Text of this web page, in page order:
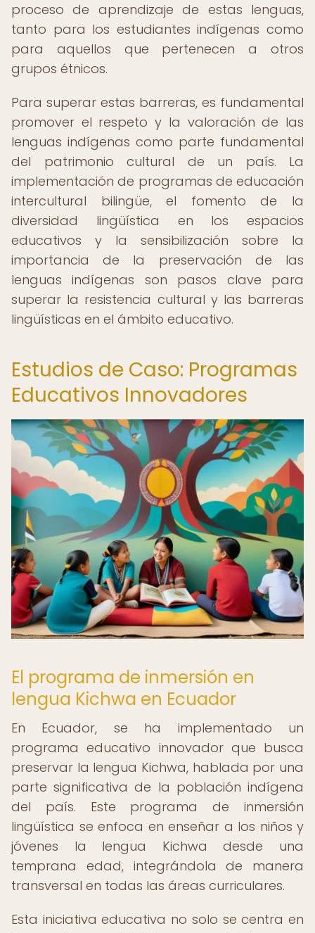
proceso de aprendizaje de estas lenguas,
tanto para los estudiantes indígenas como
para aquellos que pertenecen a otros
grupos étnicos.
Para superar estas barreras, es fundamental
promover el respeto y la valoración de las
lenguas indígenas como parte fundamental
del patrimonio cultural de un país. La
implementación de programas de educación
intercultural bilingüe, el fomento de la
diversidad lingüística en los espacios
educativos y la sensibilización sobre la
importancia de la preservación de las
lenguas indígenas son pasos clave para
superar la resistencia cultural y las barreras
lingüísticas en el ámbito educativo.
Estudios de Caso: Programas
Educativos Innovadores
El programa de inmersión en
lengua Kichwa en Ecuador
En Ecuador, se ha implementado un
programa educativo innovador que busca
preservar la lengua Kichwa, hablada por una
parte significativa de la población indígena
del país. Este programa de inmersión
lingüística se enfoca en enseñar a los niños y
jóvenes la lengua Kichwa desde una
temprana edad, integrándola de manera
transversal en todas las áreas curriculares.
Esta iniciativa educativa no solo se centra en